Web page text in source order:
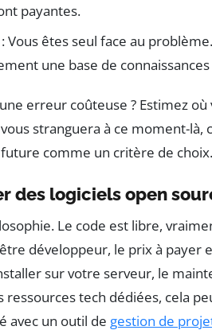
payantes.
: Vous êtes seul face au
une base de
erreur coûteuse ? Estimez où
stranguera à ce moment-
comme un critère de choix.
des logiciels open
Le code est libre,
développeur, le prix à payer
sur votre serveur, le
ressources tech dédiées, cela
avec un outil de gestion de